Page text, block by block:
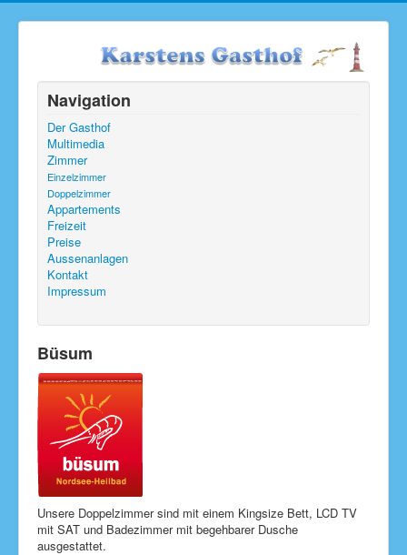
Navigation
Der Gasthof
Multimedia
Zimmer
Einzelzimmer
Doppelzimmer
Appartements
Freizeit
Preise
Aussenanlagen
Kontakt
Impressum
Büsum
Unsere Doppelzimmer sind mit einem Kingsize Bett, LCD TV
mit SAT und Badezimmer mit begehbarer Dusche
ausgestattet.